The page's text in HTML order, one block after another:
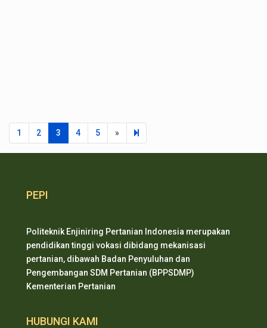
1 2 3 4 5 »Next page
8
PEPI
Politeknik Enjiniring Pertanian Indonesia merupakan
pendidikan tinggi vokasi dibidang mekanisasi
pertanian, dibawah Badan Penyuluhan dan
Pengembangan SDM Pertanian (BPPSDMP)
Kementerian Pertanian
HUBUNGI KAMI